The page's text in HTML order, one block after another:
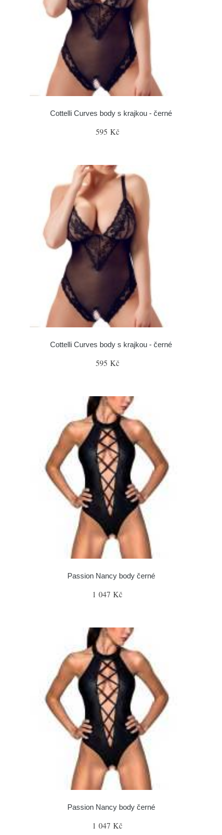
Cottelli Curves body s krajkou - černé
595 Kč
Cottelli Curves body s krajkou - černé
595 Kč
Passion Nancy body černé
1 047 Kč
Passion Nancy body černé
1 047 Kč